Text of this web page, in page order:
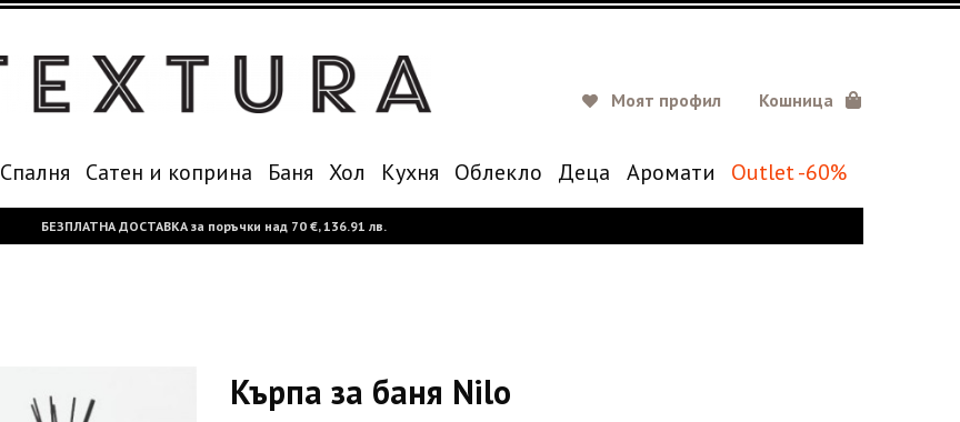
Моят профил Кошница
Спалня Сатен и коприна Баня Хол Кухня Oблекло Деца Аромати Outlet -60%
БЕЗПЛАТНА ДОСТАВКА за поръчки над 70 €,136.91 лв.
Кърпа за баня Nilo